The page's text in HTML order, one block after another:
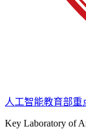
人工智能教育部重
Key Laboratory of